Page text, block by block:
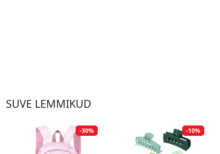
SUVE LEMMIKUD
-30% -10%